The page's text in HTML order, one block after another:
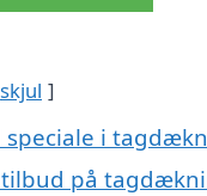
skjul
speciale i
på